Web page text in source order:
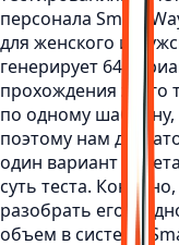
персонала Smart
для женского и
генерирует 64
прохождения этого
по одному
поэтому нам
один вариант
суть теста.
разобрать его в
объем в системе